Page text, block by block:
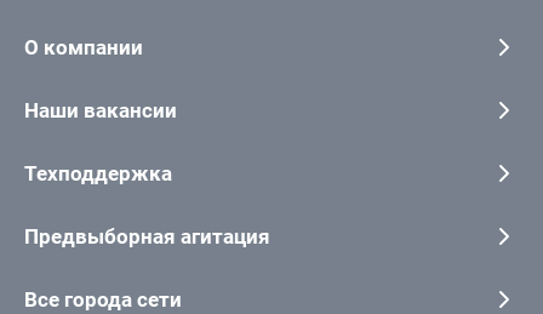
О компании
Наши вакансии
Техподдержка
Предвыборная агитация
Все города сети